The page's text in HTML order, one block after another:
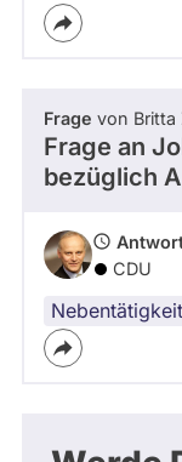
Frage von Britta
Frage an
bezüglich
CDU